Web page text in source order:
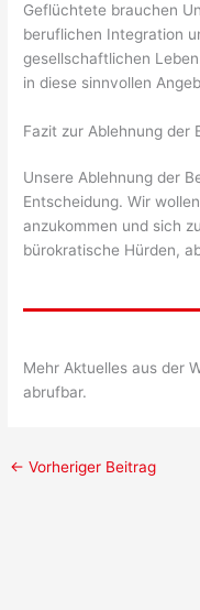
Geflüchtete brauchen
beruflichen Integration
gesellschaftlichen
in diese sinnvollen
Fazit zur Ablehnung der
Unsere Ablehnung der
Entscheidung. Wir
anzukommen und sich
bürokratische Hürden,
Mehr Aktuelles aus der
abrufbar.
← Vorheriger Beitrag